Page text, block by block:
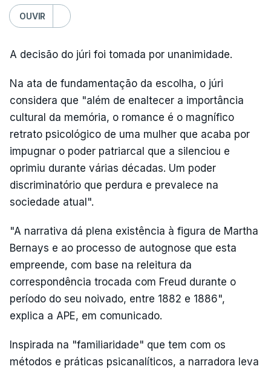
OUVIR
A decisão do júri foi tomada por unanimidade.
Na ata de fundamentação da escolha, o júri
considera que "além de enaltecer a importância
cultural da memória, o romance é o magnífico
retrato psicológico de uma mulher que acaba por
impugnar o poder patriarcal que a silenciou e
oprimiu durante várias décadas. Um poder
discriminatório que perdura e prevalece na
sociedade atual".
"A narrativa dá plena existência à figura de Martha
Bernays e ao processo de autognose que esta
empreende, com base na releitura da
correspondência trocada com Freud durante o
período do seu noivado, entre 1882 e 1886",
explica a APE, em comunicado.
Inspirada na "familiaridade" que tem com os
métodos e práticas psicanalíticos, a narradora leva